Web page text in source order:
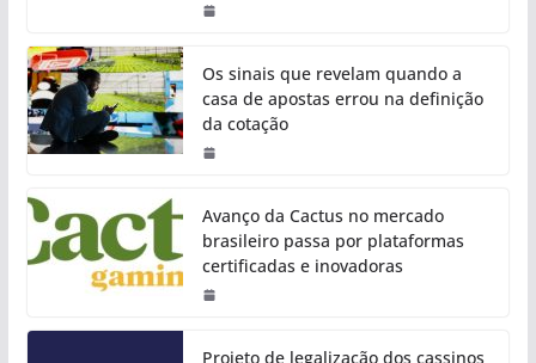
Os sinais que revelam quando a
casa de apostas errou na definição
da cotação
Avanço da Cactus no mercado
brasileiro passa por plataformas
certificadas e inovadoras
Projeto de legalização dos cassinos